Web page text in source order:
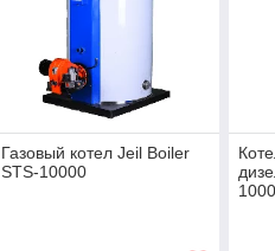
Газовый котел Jeil Boiler
STS-10000